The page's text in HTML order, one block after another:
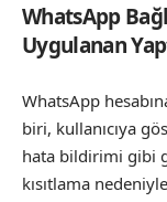
WhatsApp
Uygulanan
WhatsApp
biri, kullanıcıya
hata bildirimi gibi
kısıtlama